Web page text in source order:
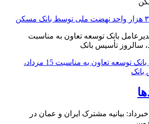
پیام مدیرعامل بانک توسعه تعاون به مناسبت 15 مرداد،
بانک